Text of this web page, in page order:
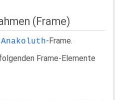
(Frame)
Anakoluth-Frame.
Frame-Elemente